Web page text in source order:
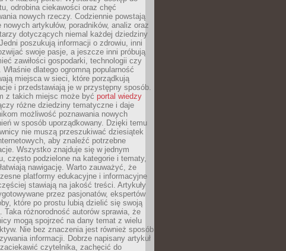
odrobina ciekawości oraz chęć
nowych rzeczy. Codziennie powstają
nowych artykułów, poradników, analiz oraz
dotyczących niemal każdej dziedziny
poszukują informacji o zdrowiu, inni
swoje pasje, a jeszcze inni próbują
zawiłości gospodarki, technologii czy
Właśnie dlatego ogromną popularność
miejsca w sieci, które porządkują
i przedstawiają je w przystępny sposób.
z takich miejsc może być portal wiedzy
różne dziedziny tematyczne i daje
możliwość poznawania nowych
w sposób uporządkowany. Dzięki temu
nie muszą przeszukiwać dziesiątek
aby znaleźć potrzebne
Wszystko znajduje się w jednym
często podzielone na kategorie i tematy,
nawigację. Warto zauważyć, że
platformy edukacyjne i informacyjne
stawiają na jakość treści. Artykuły
przez pasjonatów, ekspertów
które po prostu lubią dzielić się swoją
Taka różnorodność autorów sprawia, że
mogą spojrzeć na dany temat z wielu
Nie bez znaczenia jest również sposób
informacji. Dobrze napisany artykuł
czytelnika, zachęcić do